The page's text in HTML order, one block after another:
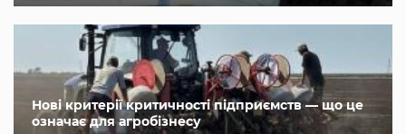
Нові критерії критичності підприємств — що це
означає для агробізнесу